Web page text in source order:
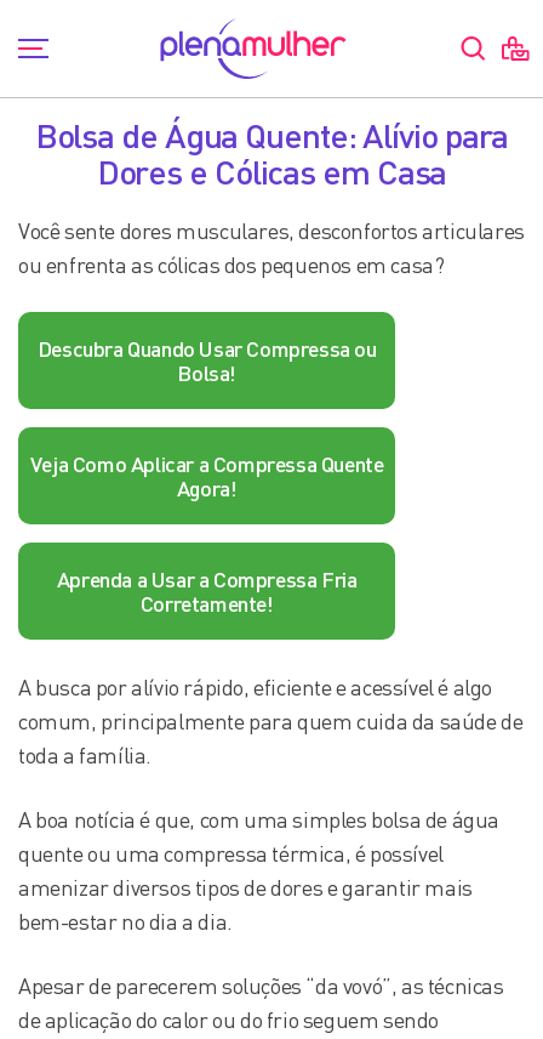
Bolsa de Água Quente: Alívio para
Dores e Cólicas em Casa
Você sente dores musculares, desconfortos articulares
ou enfrenta as cólicas dos pequenos em casa?
Descubra Quando Usar Compressa ou
Bolsa!
Veja Como Aplicar a Compressa Quente
Agora!
Aprenda a Usar a Compressa Fria
Corretamente!
A busca por alívio rápido, eficiente e acessível é algo
comum, principalmente para quem cuida da saúde de
toda a família.
A boa notícia é que, com uma simples bolsa de água
quente ou uma compressa térmica, é possível
amenizar diversos tipos de dores e garantir mais
bem-estar no dia a dia.
Apesar de parecerem soluções “da vovó”, as técnicas
de aplicação do calor ou do frio seguem sendo